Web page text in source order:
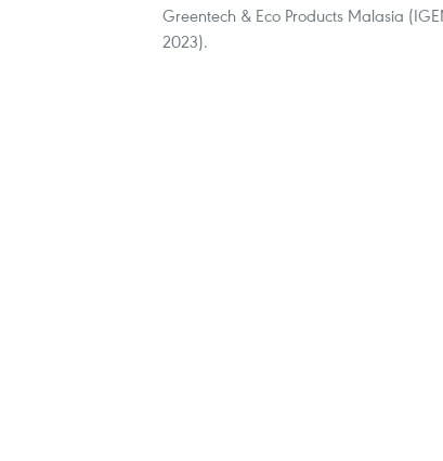
Greentech & Eco Products Malasia
2023).